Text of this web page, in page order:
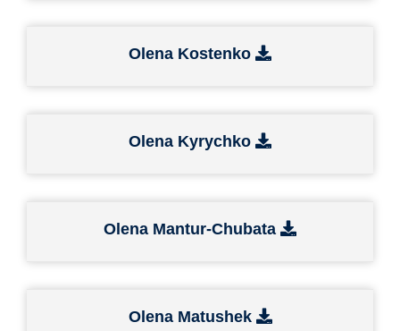
Olena Kostenko
Olena Kyrychko
Olena Mantur-Chubata
Olena Matushek